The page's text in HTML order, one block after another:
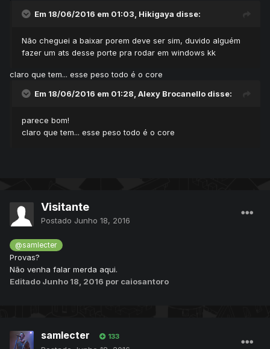
jogo.
balanceamentos, ideias futuras etc.
- Todo o mapa do jogo.
- Magias.
- Módulos usados e os que ainda estavam
em projeto.
tinha sido usado.
- MUITO mais.
8WhpqBDc5adPwA
Créditos
[World Of Piece Team]
[Green]
Em 18/06/2016 em 01:03, Hikigaya disse:
Não cheguei a baixar porem deve ser sim, duvido alguém
fazer um ats desse porte pra rodar em windows kk
claro que tem... esse peso todo é o core
Em 18/06/2016 em 01:28, Alexy Brocanello disse:
parece bom!
claro que tem... esse peso todo é o core
Visitante
Postado Junho 18, 2016
@samlecter
Provas?
Não venha falar merda aqui.
Editado Junho 18, 2016 por caiosantoro
samlecter 133